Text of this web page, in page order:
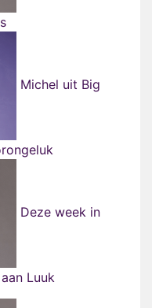
Michel uit Big
Deze week in
Luuk